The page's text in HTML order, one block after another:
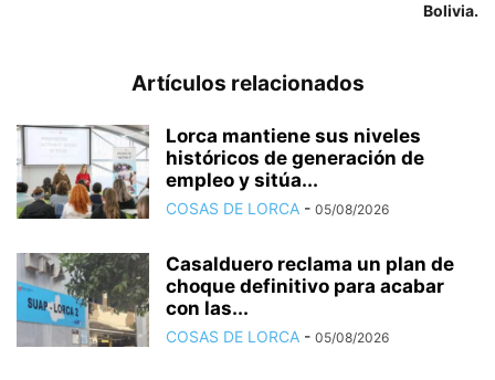
Bolivia.
Artículos relacionados
Lorca mantiene sus niveles
históricos de generación de
empleo y sitúa...
COSAS DE LORCA - 05/08/2026
Casalduero reclama un plan de
choque definitivo para acabar
con las...
COSAS DE LORCA - 05/08/2026